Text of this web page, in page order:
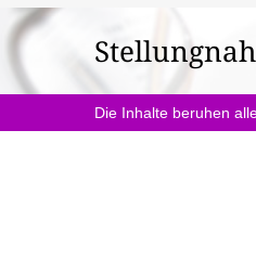
befinden
sich
hier:Die Inhalte beruhen